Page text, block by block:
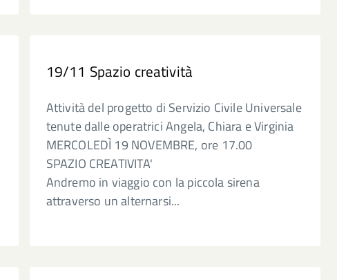
19/11 Spazio creatività
Attività del progetto di Servizio Civile Universale
tenute dalle operatrici Angela, Chiara e Virginia
MERCOLEDÌ 19 NOVEMBRE, ore 17.00
SPAZIO CREATIVITA'
Andremo in viaggio con la piccola sirena
attraverso un alternarsi...